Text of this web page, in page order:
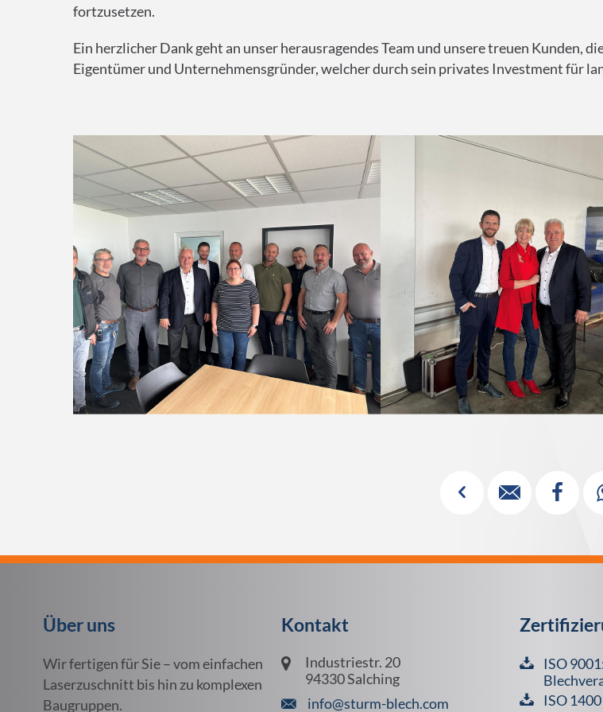
fortzusetzen.
Ein herzlicher Dank geht an unser herausragendes Team und unsere treuen Kunden,
Eigentümer und Unternehmensgründer, welcher durch sein privates Investment für
✓  
Über uns
Wir fertigen für Sie – vom einfachen
Laserzuschnitt bis hin zu komplexen
Baugruppen.
Kontakt
Industriestr. 20
94330 Salching
info@sturm-blech.com
ISO
ISO